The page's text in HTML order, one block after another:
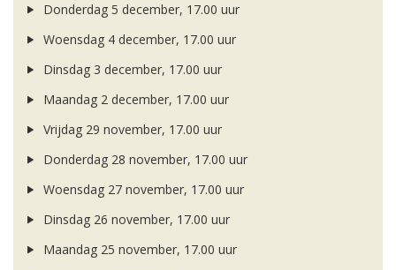
Donderdag 5 december, 17.00 uur
Woensdag 4 december, 17.00 uur
Dinsdag 3 december, 17.00 uur
Maandag 2 december, 17.00 uur
Vrijdag 29 november, 17.00 uur
Donderdag 28 november, 17.00 uur
Woensdag 27 november, 17.00 uur
Dinsdag 26 november, 17.00 uur
Maandag 25 november, 17.00 uur